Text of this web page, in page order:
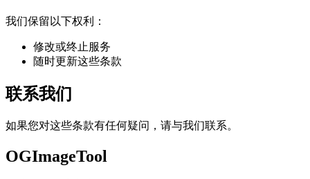
我们保留以下权利：
修改或终止服务
随时更新这些条款
联系我们
如果您对这些条款有任何疑问，请与我们联系。
OGImageTool